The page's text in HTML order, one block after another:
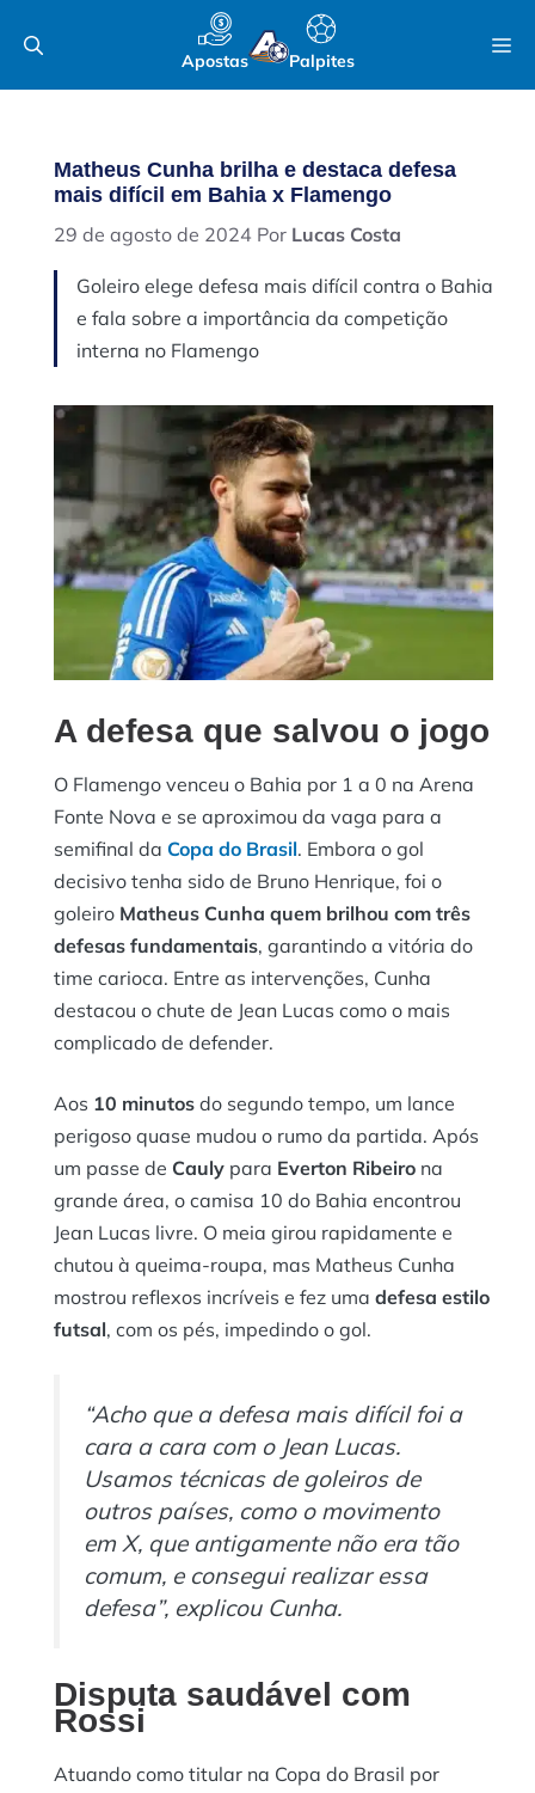
para
Apostas Palpites
Matheus Cunha brilha e destaca defesa
mais difícil em Bahia x Flamengo
29 de agosto de 2024 Por Lucas Costa
Goleiro elege defesa mais difícil contra o Bahia
e fala sobre a importância da competição
interna no Flamengo
A defesa que salvou o jogo
O Flamengo venceu o Bahia por 1 a 0 na Arena
Fonte Nova e se aproximou da vaga para a
semifinal da Copa do Brasil. Embora o gol
decisivo tenha sido de Bruno Henrique, foi o
goleiro Matheus Cunha quem brilhou com três
defesas fundamentais, garantindo a vitória do
time carioca. Entre as intervenções, Cunha
destacou o chute de Jean Lucas como o mais
complicado de defender.
Aos 10 minutos do segundo tempo, um lance
perigoso quase mudou o rumo da partida. Após
um passe de Cauly para Everton Ribeiro na
grande área, o camisa 10 do Bahia encontrou
Jean Lucas livre. O meia girou rapidamente e
chutou à queima-roupa, mas Matheus Cunha
mostrou reflexos incríveis e fez uma defesa estilo
futsal, com os pés, impedindo o gol.
“Acho que a defesa mais difícil foi a
cara a cara com o Jean Lucas.
Usamos técnicas de goleiros de
outros países, como o movimento
em X, que antigamente não era tão
comum, e consegui realizar essa
defesa”, explicou Cunha.
Disputa saudável com
Rossi
Atuando como titular na Copa do Brasil por